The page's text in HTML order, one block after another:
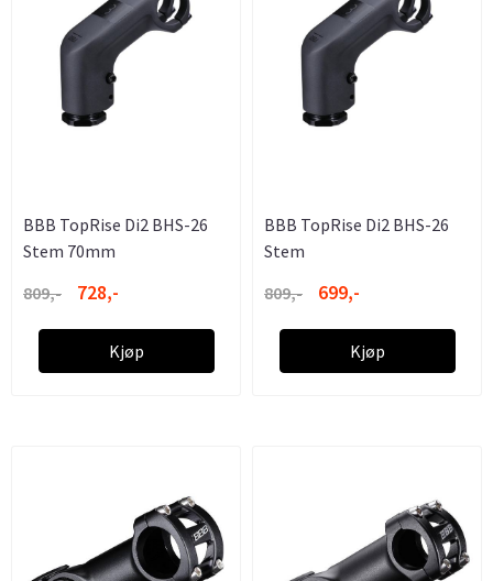
BBB TopRise Di2 BHS-26
Stem 70mm
809,-
728,-
Kjøp
BBB TopRise Di2 BHS-26
Stem
809,-
699,-
Kjøp